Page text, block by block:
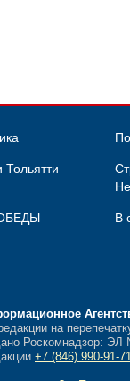
Тольятти
В
на
Роскомнадзор: ЭЛ
+7 (846) 990-91-